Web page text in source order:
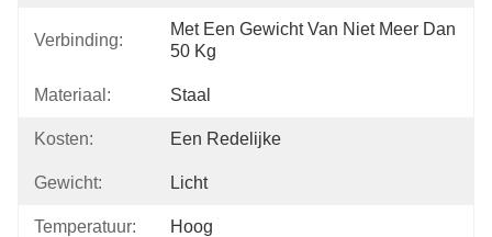
Verbinding:
Met Een Gewicht Van Niet Meer Dan
50 Kg
Materiaal: Staal
Kosten: Een Redelijke
Gewicht: Licht
Temperatuur: Hoog